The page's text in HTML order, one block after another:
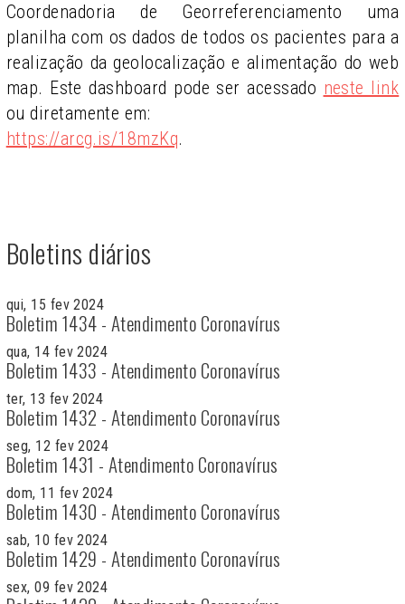
Coordenadoria de Georreferenciamento uma
planilha com os dados de todos os pacientes para a
realização da geolocalização e alimentação do web
map. Este dashboard pode ser acessado neste link
ou diretamente em:
https://arcg.is/18mzKq.
Boletins diários
qui, 15 fev 2024
Boletim 1434 - Atendimento Coronavírus
qua, 14 fev 2024
Boletim 1433 - Atendimento Coronavírus
ter, 13 fev 2024
Boletim 1432 - Atendimento Coronavírus
seg, 12 fev 2024
Boletim 1431 - Atendimento Coronavírus
dom, 11 fev 2024
Boletim 1430 - Atendimento Coronavírus
sab, 10 fev 2024
Boletim 1429 - Atendimento Coronavírus
sex, 09 fev 2024